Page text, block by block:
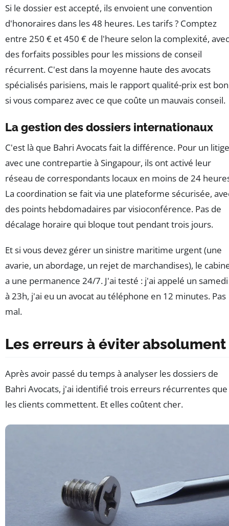
Si le dossier est accepté, ils envoient une convention
d'honoraires dans les 48 heures. Les tarifs ? Comptez
entre 250 € et 450 € de l'heure selon la complexité, avec
des forfaits possibles pour les missions de conseil
récurrent. C'est dans la moyenne haute des avocats
spécialisés parisiens, mais le rapport qualité-prix est bon
si vous comparez avec ce que coûte un mauvais conseil.
La gestion des dossiers internationaux
C'est là que Bahri Avocats fait la différence. Pour un litige
avec une contrepartie à Singapour, ils ont activé leur
réseau de correspondants locaux en moins de 24
La coordination se fait via une plateforme sécurisée,
des points hebdomadaires par visioconférence. Pas de
décalage horaire qui bloque tout pendant trois jours.
Et si vous devez gérer un sinistre maritime urgent (une
avarie, un abordage, un rejet de marchandises), le
a une permanence 24/7. J'ai testé : j'ai appelé un samedi
à 23h, j'ai eu un avocat au téléphone en 12 minutes. Pas
mal.
Les erreurs à éviter absolument
Après avoir passé du temps à analyser les dossiers de
Bahri Avocats, j'ai identifié trois erreurs récurrentes que
les clients commettent. Et elles coûtent cher.